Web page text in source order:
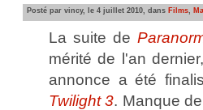
Posté par vincy, le 4 juillet 2010, dans Films,
La suite de
mérité de l'an
annonce a été
Twilight 3. Manque